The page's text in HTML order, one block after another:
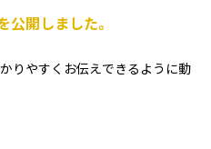
開しました。
りやすくお伝えできるように動